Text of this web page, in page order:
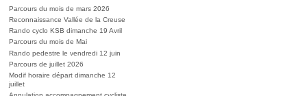
Parcours du mois de mars 2026
Reconnaissance Vallée de la Creuse
Rando cyclo KSB dimanche 19 Avril
Parcours du mois de Mai
Rando pedestre le vendredi 12 juin
Parcours de juillet 2026
Modif horaire départ dimanche 12
juillet